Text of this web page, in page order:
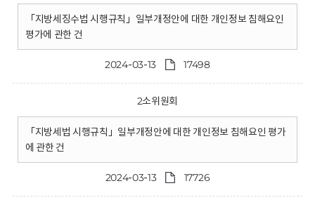
「지방세징수법 시행규칙」일부개정안에 대한 개인정보 침해요인
평가에 관한 건
2024-03-13 17498
2소위원회
「지방세법 시행규칙」일부개정안에 대한 개인정보 침해요인 평가
에 관한 건
2024-03-13 17726